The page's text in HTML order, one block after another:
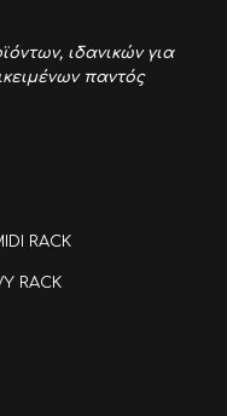
ιδανικών για
παντός
RACK
RACK